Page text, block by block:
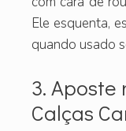
Ele esquenta,
quando usado
3.
Calças